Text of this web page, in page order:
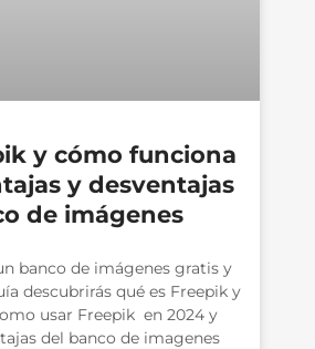
y cómo funciona
y desventajas
de imágenes
banco de imágenes gratis y
descubrirás qué es Freepik y
usar Freepik en 2024 y
del banco de imagenes